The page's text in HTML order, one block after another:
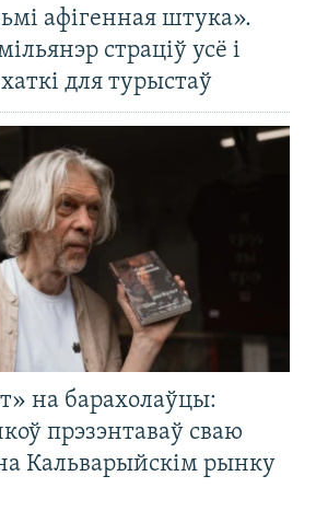
афігенная штука».
страціў усё і
для турыстаў
на барахолаўцы:
прэзэнтаваў сваю
Кальварыйскім рынку